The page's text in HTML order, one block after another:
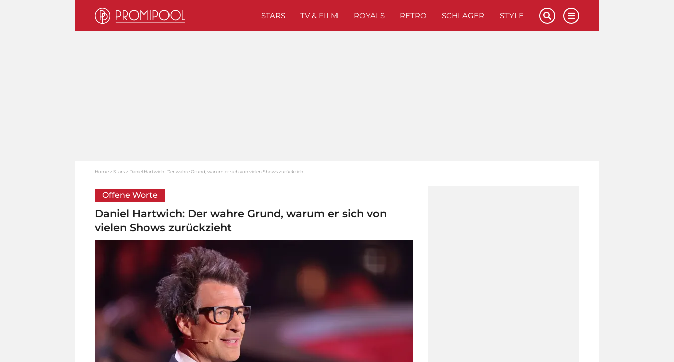
STARS TV & FILM ROYALS RETRO SCHLAGER STYLE
Home Stars Daniel Hartwich: Der wahre Grund, warum er sich von vielen Shows zurückzieht
Offene Worte
Daniel Hartwich: Der wahre Grund, warum er sich von
vielen Shows zurückzieht